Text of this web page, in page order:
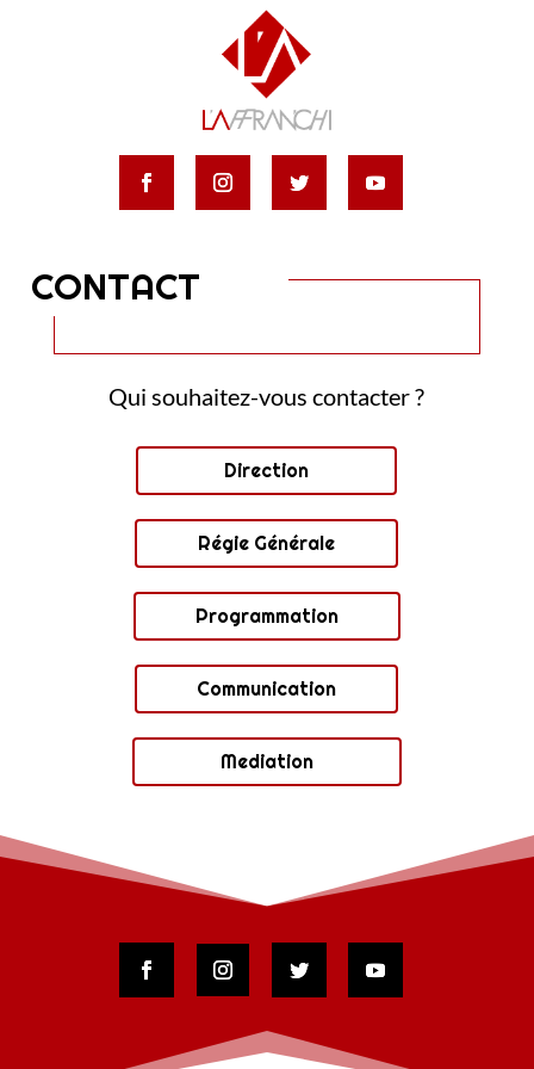
CONTACT
Qui souhaitez-vous contacter ?
Direction
Régie Générale
Programmation
Communication
Mediation